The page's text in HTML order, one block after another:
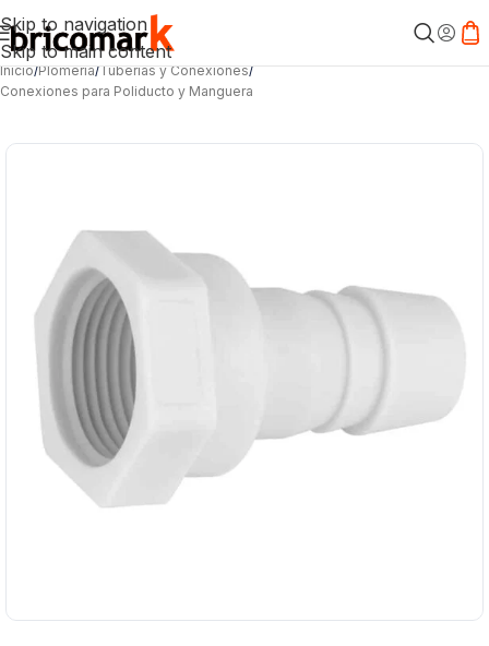
Skip to navigation
Skip to main content
Inicio/Plomería/Tuberías y Conexiones/
Conexiones para Poliducto y Manguera